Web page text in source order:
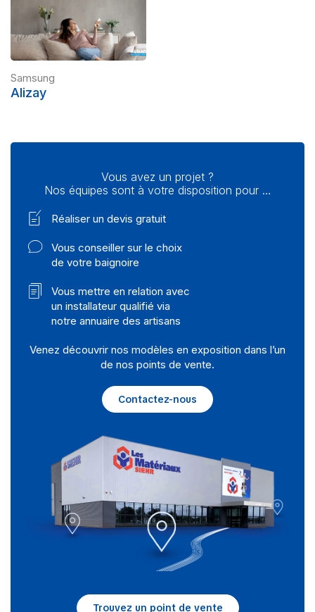
Samsung
Alizay
Vous avez un projet ?
Nos équipes sont à votre disposition pour …
Réaliser un devis gratuit
Vous conseiller sur le choix
de votre baignoire
Vous mettre en relation avec
un installateur qualifié via
notre annuaire des artisans
Venez découvrir nos modèles en exposition dans l’un
de nos points de vente.
Contactez-nous
Trouvez un point de vente